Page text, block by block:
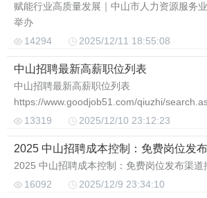
赋能行业高质量发展｜中山市人力资源服务
举办
14294
2025/12/11 18:55:08
中山招聘最新高薪职位列表
中山招聘最新高薪职位列表
https://www.goodjob51.com/qiuzhi/
13319
2025/12/10 23:12:23
2025 中山招聘成本控制：免费岗位发
2025 中山招聘成本控制：免费岗位发布渠道
16092
2025/12/9 23:34:10